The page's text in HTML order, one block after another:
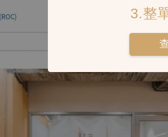
3.整